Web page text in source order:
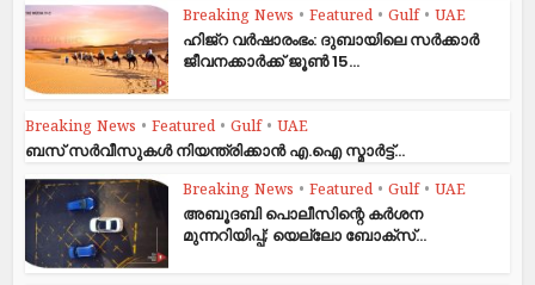
Breaking News • Featured • Gulf • UAE
ഹിജ്‌റ വർഷാരംഭം: ദുബായിലെ സർക്കാർ
ജീവനക്കാർക്ക് ജൂൺ 15...
Breaking News • Featured • Gulf • UAE
ബസ് സർവീസുകൾ നിയന്ത്രിക്കാൻ എ.ഐ സ്മാർട്ട്...
Breaking News • Featured • Gulf • UAE
അബൂദബി പൊലീസിന്റെ കർശന
മുന്നറിയിപ്പ്; യെല്ലോ ബോക്സ്...